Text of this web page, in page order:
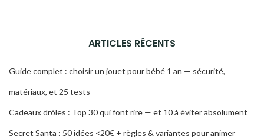
ARTICLES RÉCENTS
Guide complet : choisir un jouet pour bébé 1 an — sécurité,
matériaux, et 25 tests
Cadeaux drôles : Top 30 qui font rire — et 10 à éviter absolument
Secret Santa : 50 idées <20€ + règles & variantes pour animer